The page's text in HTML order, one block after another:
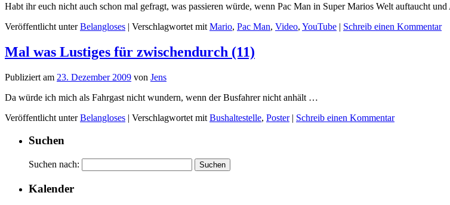
Habt ihr euch nicht auch schon mal gefragt, was passieren würde, wenn Pac Man in Super Marios Welt auftaucht
Veröffentlicht unter Belangloses | Verschlagwortet mit Mario, Pac Man, Video, YouTube | Schreib einen Kommentar
Mal was Lustiges für zwischendurch (11)
Publiziert am 23. Dezember 2009 von Jens
Da würde ich mich als Fahrgast nicht wundern, wenn der Busfahrer nicht anhält …
Veröffentlicht unter Belangloses | Verschlagwortet mit Bushaltestelle, Poster | Schreib einen Kommentar
Suchen
Suchen nach:
Kalender